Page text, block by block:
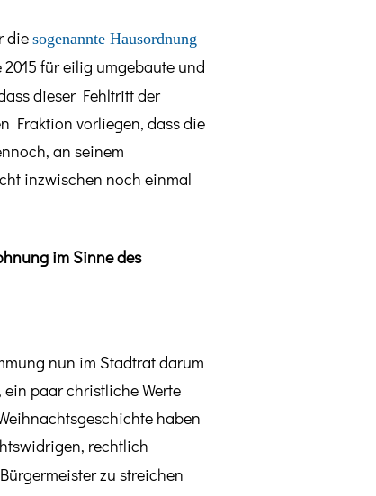
die sogenannte Hausordnung
für eilig umgebaute und
dieser Fehltritt der
Fraktion vorliegen, dass die
an seinem
inzwischen noch einmal
im Sinne des
nun im Stadtrat darum
paar christliche Werte
haben
rechtlich
zu streichen